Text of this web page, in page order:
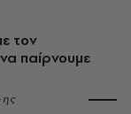
τον
παίρνουμε